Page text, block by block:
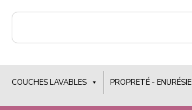
COUCHES LAVABLES PROPRETÉ - ENURÉSIE